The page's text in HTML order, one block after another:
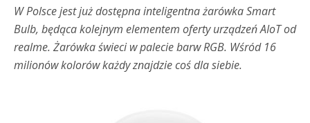
W Polsce jest już dostępna inteligentna żarówka Smart
Bulb, będąca kolejnym elementem oferty urządzeń AIoT od
realme. Żarówka świeci w palecie barw RGB. Wśród 16
milionów kolorów każdy znajdzie coś dla siebie.